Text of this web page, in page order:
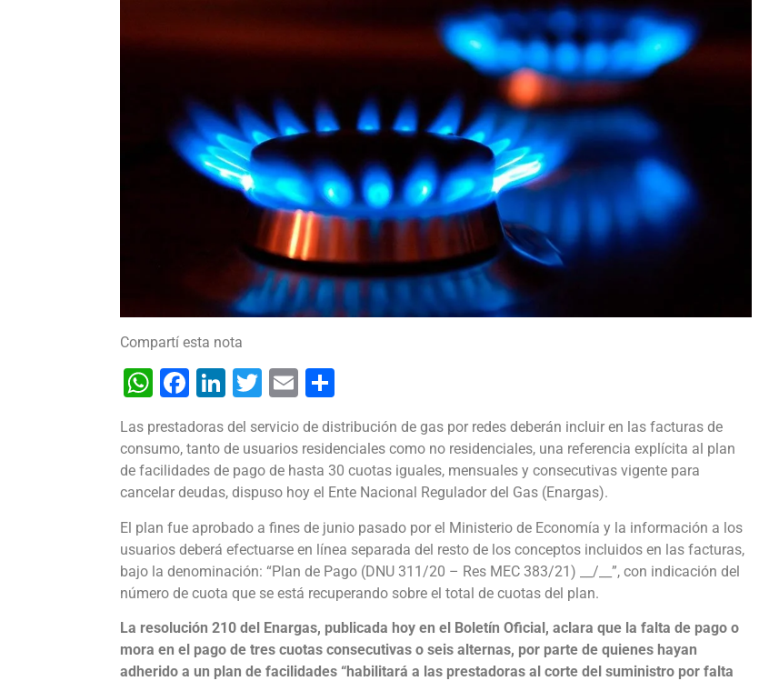
Compartí esta nota
WhatsApp
Facebook
LinkedIn
Twitter
Email
Las prestadoras del servicio de distribución de gas por redes deberán incluir en las facturas de
consumo, tanto de usuarios residenciales como no residenciales, una referencia explícita al plan
de facilidades de pago de hasta 30 cuotas iguales, mensuales y consecutivas vigente para
cancelar deudas, dispuso hoy el Ente Nacional Regulador del Gas (Enargas).
El plan fue aprobado a fines de junio pasado por el Ministerio de Economía y la información a los
usuarios deberá efectuarse en línea separada del resto de los conceptos incluidos en las facturas,
bajo la denominación: “Plan de Pago (DNU 311/20 – Res MEC 383/21) __/__”, con indicación del
número de cuota que se está recuperando sobre el total de cuotas del plan.
La resolución 210 del Enargas, publicada hoy en el Boletín Oficial, aclara que la falta de pago o
mora en el pago de tres cuotas consecutivas o seis alternas, por parte de quienes hayan
adherido a un plan de facilidades “habilitará a las prestadoras al corte del suministro por falta